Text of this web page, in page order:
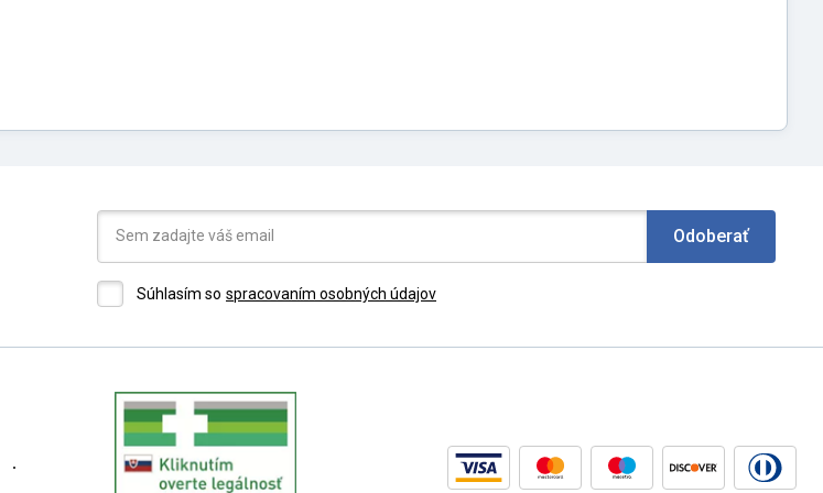
Odoberať
Súhlasím so spracovaním osobných údajov